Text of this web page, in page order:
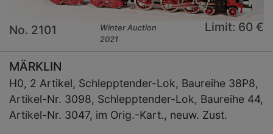
No. 2101
Winter Auction
2021
Limit: 60 €
MÄRKLIN
H0, 2 Artikel, Schlepptender-Lok, Baureihe 38P8,
Artikel-Nr. 3098, Schlepptender-Lok, Baureihe 44,
Artikel-Nr. 3047, im Orig.-Kart., neuw. Zust.